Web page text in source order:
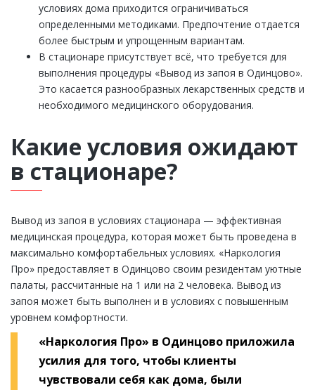
условиях дома приходится ограничиваться
определенными методиками. Предпочтение отдается
более быстрым и упрощенным вариантам.
В стационаре присутствует всё, что требуется для
выполнения процедуры «Вывод из запоя в Одинцово».
Это касается разнообразных лекарственных средств и
необходимого медицинского оборудования.
Какие условия ожидают
в стационаре?
Вывод из запоя в условиях стационара — эффективная
медицинская процедура, которая может быть проведена в
максимально комфортабельных условиях. «Наркология
Про» предоставляет в Одинцово своим резидентам уютные
палаты, рассчитанные на 1 или на 2 человека. Вывод из
запоя может быть выполнен и в условиях с повышенным
уровнем комфортности.
«Наркология Про» в Одинцово приложила
усилия для того, чтобы клиенты
чувствовали себя как дома, были